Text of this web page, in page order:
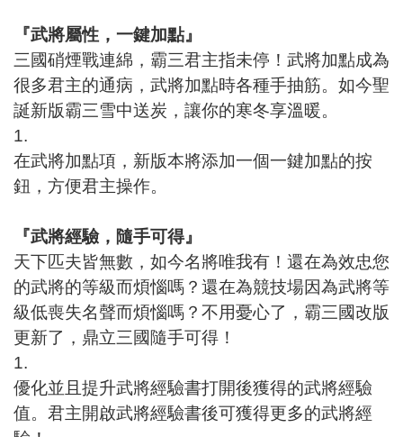
『武將屬性，一鍵加點』
三國硝煙戰連綿，霸三君主指未停！武將加點成為
很多君主的通病，武將加點時各種手抽筋。如今聖
誕新版霸三雪中送炭，讓你的寒冬享溫暖。
1.
在武將加點項，新版本將添加一個一鍵加點的按
鈕，方便君主操作。
『武將經驗，隨手可得』
天下匹夫皆無數，如今名將唯我有！還在為效忠您
的武將的等級而煩惱嗎？還在為競技場因為武將等
級低喪失名聲而煩惱嗎？不用憂心了，霸三國改版
更新了，鼎立三國隨手可得！
1.
優化並且提升武將經驗書打開後獲得的武將經驗
值。君主開啟武將經驗書後可獲得更多的武將經